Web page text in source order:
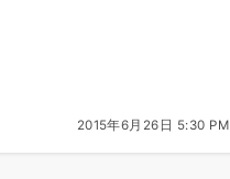
2015年6月26日 5:30 PM